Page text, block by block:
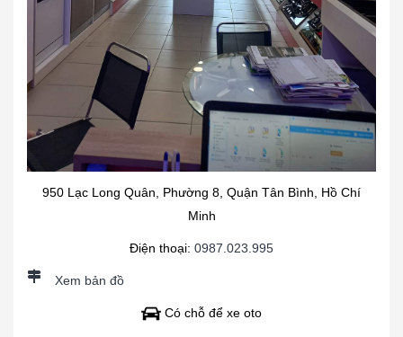
950 Lạc Long Quân, Phường 8, Quận Tân Bình, Hồ Chí
Minh
Điện thoại: 0987.023.995
Xem bản đồ
Có chỗ để xe oto